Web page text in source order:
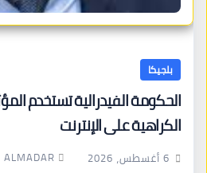
بلجيكا
الحكومة الفيدرالية تستخدم
الكراهية على الإنترنت
6 أغسطس، 2026 ALMADAR